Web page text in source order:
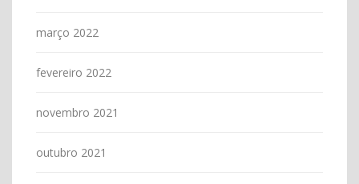
março 2022
fevereiro 2022
novembro 2021
outubro 2021